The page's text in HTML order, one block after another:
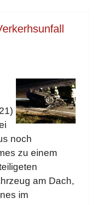
noch
zu einem
am Dach,
im